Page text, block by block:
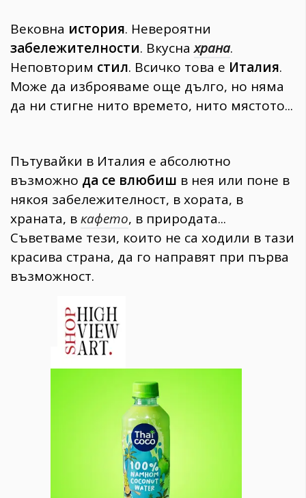
Gentlemen
382
Wellness
1817
Вековна история. Невероятни
забележителности. Вкуснахрана.
Неповторим стил. Всичко това е Италия.
Може да изброяваме още дълго, но няма
да ни стигне нито времето, нито мястото...
Пътувайки в Италия е абсолютно
възможно да се влюбиш в нея или поне в
някоя забележителност, в хората, в
храната, вкафето, в природата...
Съветваме тези, които не са ходили в тази
красива страна, да го направят при първа
възможност.